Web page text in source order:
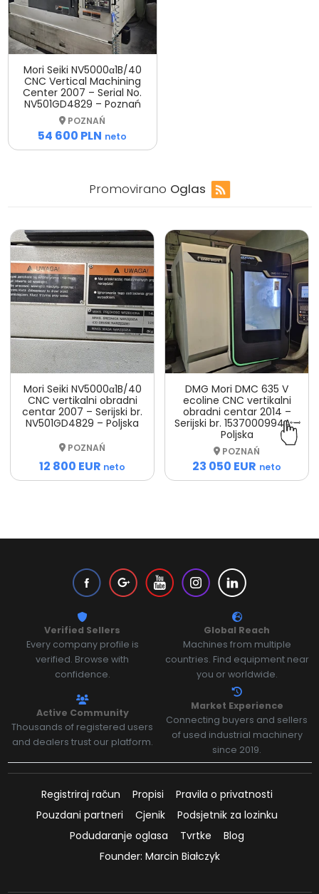
Mori Seiki NV5000α1B/40
CNC Vertical Machining
Center 2007 – Serial No.
NV501GD4829 – Poznań
POZNAŃ
54 600 PLN neto
Promovirano Oglas
Mori Seiki NV5000α1B/40
CNC vertikalni obradni
centar 2007 – Serijski br.
NV501GD4829 – Poljska
POZNAŃ
12 800 EUR neto
DMG Mori DMC 635 V
ecoline CNC vertikalni
obradni centar 2014 –
Serijski br. 1537000994A –
Poljska
POZNAŃ
23 050 EUR neto
Verified Sellers
Every company profile is
verified. Browse with
confidence.
Global Reach
Machines from multiple
countries. Find equipment near
you or worldwide.
Active Community
Thousands of registered users
and dealers trust our platform.
Market Experience
Connecting buyers and sellers
of used industrial machinery
since 2019.
Registriraj račun Propisi
Pravila o privatnosti
Pouzdani partneri
Cjenik
Podsjetnik za lozinku
Podudaranje oglasa
Tvrtke
Blog
Founder: Marcin Białczyk